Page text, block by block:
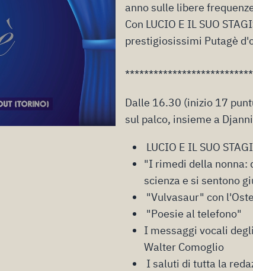
anno sulle libere
Con LUCIO E IL SUO
prestigiosissimi Putagè
Dalle 16.30 (inizio 17
sul palco, insieme a
LUCIO E IL SUO
"I rimedi della nonna:
scienza e si sentono
"Vulvasaur" con
"Poesie al telefono"
I messaggi vocali
Walter Comoglio
I saluti di tutta la